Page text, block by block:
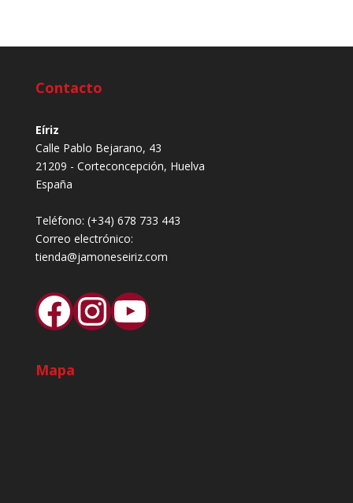
Contacto
Eíriz
Calle Pablo Bejarano, 43
21209 - Corteconcepción, Huelva
España
Teléfono: (+34) 678 733 443
Correo electrónico:
tienda@jamoneseiriz.com
Facebook
Instagram
YouTube
Mapa